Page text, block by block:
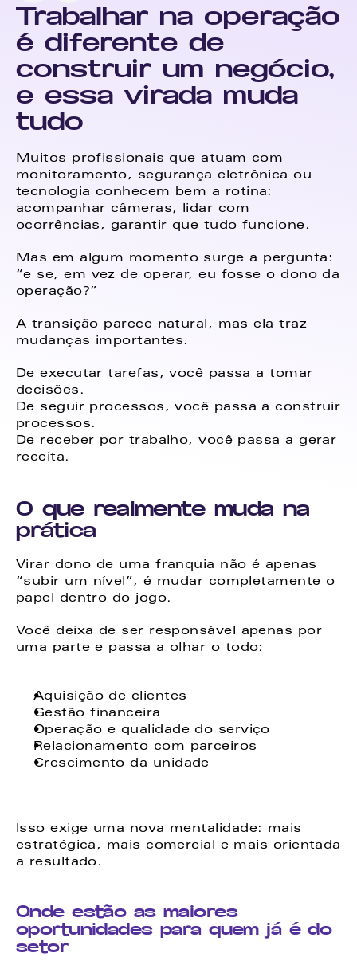
Trabalhar na operação
é diferente de
construir um negócio,
e essa virada muda
tudo
Muitos profissionais que atuam com
monitoramento, segurança eletrônica ou
tecnologia conhecem bem a rotina:
acompanhar câmeras, lidar com
ocorrências, garantir que tudo funcione.
Mas em algum momento surge a pergunta:
“e se, em vez de operar, eu fosse o dono da
operação?”
A transição parece natural, mas ela traz
mudanças importantes.
De executar tarefas, você passa a tomar
decisões.
De seguir processos, você passa a construir
processos.
De receber por trabalho, você passa a gerar
receita.
O que realmente muda na
prática
Virar dono de uma franquia não é apenas
“subir um nível”, é mudar completamente o
papel dentro do jogo.
Você deixa de ser responsável apenas por
uma parte e passa a olhar o todo:
Aquisição de clientes
Gestão financeira
Operação e qualidade do serviço
Relacionamento com parceiros
Crescimento da unidade
Isso exige uma nova mentalidade: mais
estratégica, mais comercial e mais orientada
a resultado.
Onde estão as maiores
oportunidades para quem já é do
setor